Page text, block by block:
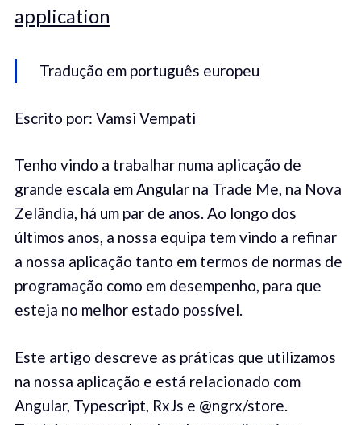
application
Tradução em português europeu
Escrito por: Vamsi Vempati
Tenho vindo a trabalhar numa aplicação de
grande escala em Angular na Trade Me, na Nova
Zelândia, há um par de anos. Ao longo dos
últimos anos, a nossa equipa tem vindo a refinar
a nossa aplicação tanto em termos de normas de
programação como em desempenho, para que
esteja no melhor estado possível.
Este artigo descreve as práticas que utilizamos
na nossa aplicação e está relacionado com
Angular, Typescript, RxJs e @ngrx/store.